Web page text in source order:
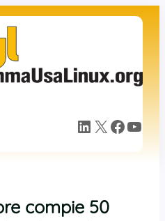
LinkedIn X Facebook YouTube
compie 50